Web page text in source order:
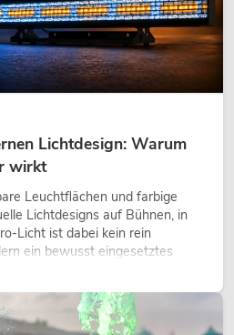
Lichtdesign: Warum
wirkt
Leuchtflächen und farbige
Lichtdesigns auf Bühnen, in
Licht ist dabei kein rein
ein bewusst eingesetztes
Atmosphäre, gibt Szenen